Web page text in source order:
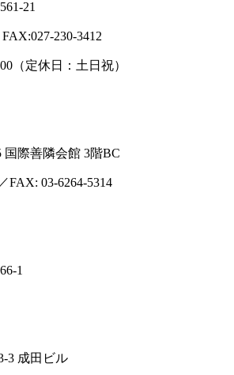
受託試験 衛生検査所